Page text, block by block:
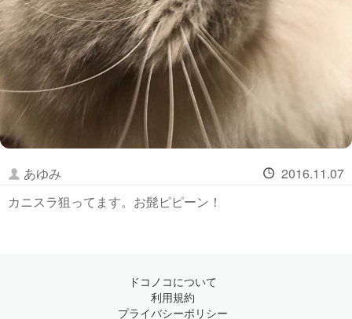
あゆみ
2016.11.07
カニスラ狙ってます。お髭ピピーン！
ドコノコについて
利用規約
プライバシーポリシー